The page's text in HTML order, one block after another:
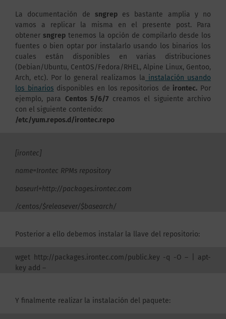
La documentación de sngrepes bastante amplia y no
vamos a replicar la misma en el presente post. Para
obtener sngrep tenemos la opción de compilarlo desde los
fuentes o bien optar por instalarlo usando los binarios los
cuales están disponibles en varias distribuciones
(Debian/Ubuntu, CentOS/Fedora/RHEL, Alpine Linux, Gentoo,
Arch, etc). Por lo general realizamos la instalación usando
los binarios disponibles en los repositorios de irontec. Por
ejemplo, para Centos 5/6/7 creamos el siguiente archivo
con el siguiente contenido:
/etc/yum.repos.d/irontec.repo
[irontec]
name=Irontec RPMs repository
baseurl=http://packages.irontec.com
/centos/$releasever/$basearch/
Posterior a ello debemos instalar la llave del repositorio:
wget http://packages.irontec.com/public.key -q -O – | apt-
key add –
Y finalmente realizar la instalación del paquete: